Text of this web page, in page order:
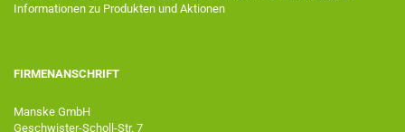
Informationen zu Produkten und Aktionen
FIRMENANSCHRIFT
Manske GmbH
Geschwister-Scholl-Str. 7